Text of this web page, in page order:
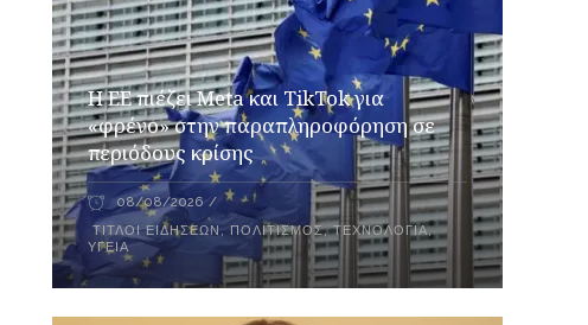
Η ΕΕ πιέζει Meta και TikTok για
«φρένο» στην παραπληροφόρηση σε
περιόδους κρίσης
08/08/2026
ΤΊΤΛΟΙ ΕΙΔΉΣΕΩΝ , ΠΟΛΙΤΙΣΜΌΣ,ΤΕΧΝΟΛΟΓΊΑ,
ΥΓΕΊΑ